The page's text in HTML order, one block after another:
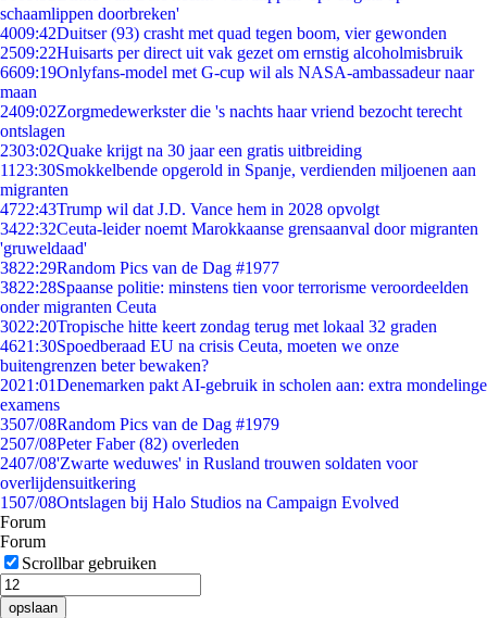
schaamlippen doorbreken'
4009:42Duitser (93) crasht met quad tegen boom, vier gewonden
2509:22Huisarts per direct uit vak gezet om ernstig alcoholmisbruik
6609:19Onlyfans-model met G-cup wil als NASA-ambassadeur naar
maan
2409:02Zorgmedewerkster die 's nachts haar vriend bezocht terecht
ontslagen
2303:02Quake krijgt na 30 jaar een gratis uitbreiding
11 23:30Smokkelbende opgerold in Spanje, verdienden miljoenen aan
migranten
4722:43Trump wil dat J.D. Vance hem in 2028 opvolgt
3422:32Ceuta-leider noemt Marokkaanse grensaanval door migranten
'gruweldaad'
3822:29Random Pics van de Dag #1977
3822:28Spaanse politie: minstens tien voor terrorisme veroordeelden
onder migranten Ceuta
3022:20Tropische hitte keert zondag terug met lokaal 32 graden
4621:30Spoedberaad EU na crisis Ceuta, moeten we onze
buitengrenzen beter bewaken?
2021:01Denemarken pakt AI-gebruik in scholen aan: extra mondelinge
examens
3507/08Random Pics van de Dag #1979
2507/08Peter Faber (82) overleden
2407/08'Zwarte weduwes' in Rusland trouwen soldaten voor
overlijdensuitkering
1507/08Ontslagen bij Halo Studios na Campaign Evolved
Forum
Forum
Scrollbar gebruiken
opslaan